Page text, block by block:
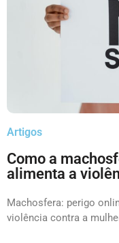
Artigos
Como a
alimenta a
Machosfera: perigo
violência contra a